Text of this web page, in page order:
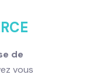
de
vous